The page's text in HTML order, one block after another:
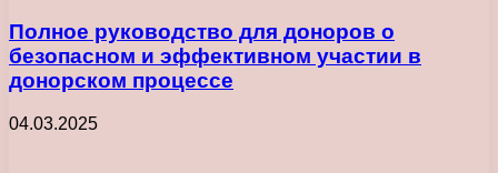
Полное руководство для доноров о
безопасном и эффективном участии в
донорском процессе
04.03.2025